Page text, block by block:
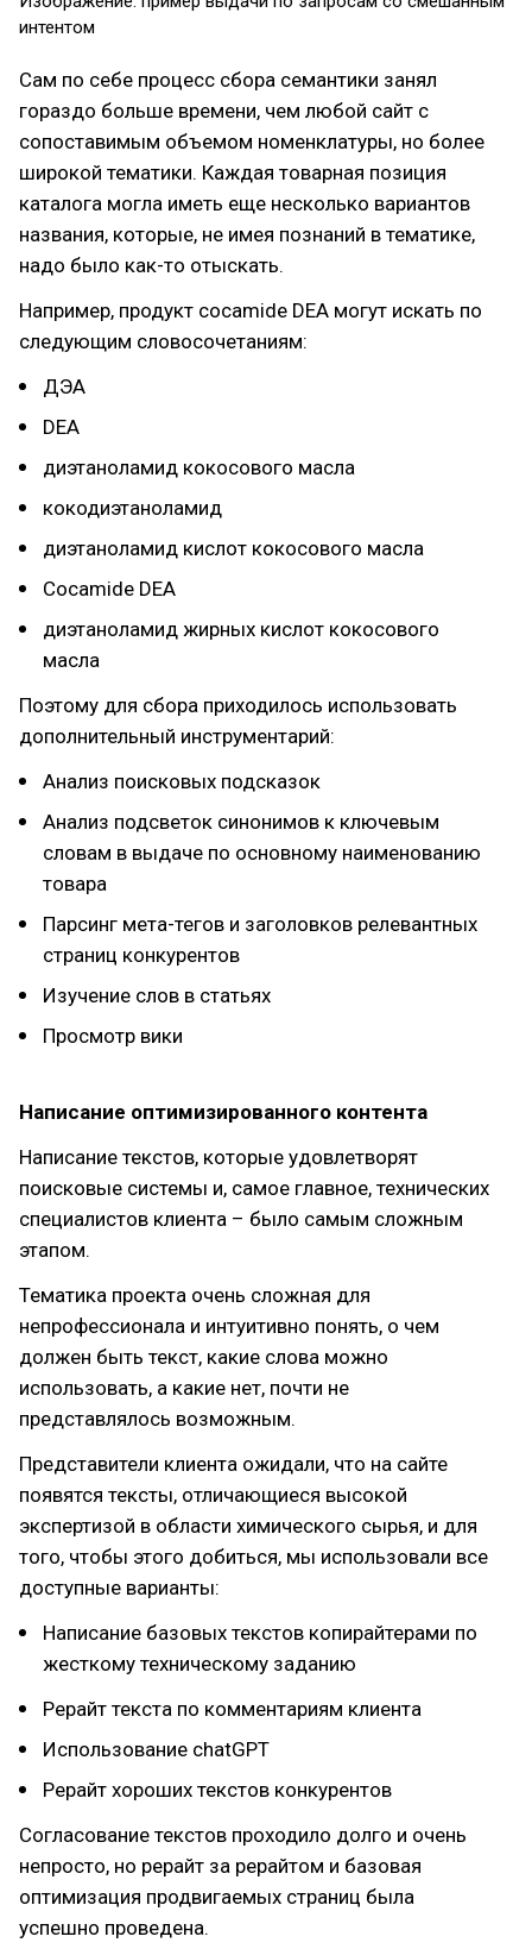
интентом
Сам по себе процесс сбора семантики занял
гораздо больше времени, чем любой сайт с
сопоставимым объемом номенклатуры, но более
широкой тематики. Каждая товарная позиция
каталога могла иметь еще несколько вариантов
названия, которые, не имея познаний в тематике,
надо было как-то отыскать.
Например, продукт cocamide DEA могут искать по
следующим словосочетаниям:
ДЭА
DEA
диэтаноламид кокосового масла
кокодиэтаноламид
диэтаноламид кислот кокосового масла
Cocamide DEA
диэтаноламид жирных кислот кокосового
масла
Поэтому для сбора приходилось использовать
дополнительный инструментарий:
Анализ поисковых подсказок
Анализ подсветок синонимов к ключевым
словам в выдаче по основному наименованию
товара
Парсинг мета-тегов и заголовков релевантных
страниц конкурентов
Изучение слов в статьях
Просмотр вики
Написание оптимизированного контента
Написание текстов, которые удовлетворят
поисковые системы и, самое главное, технических
специалистов клиента – было самым сложным
этапом.
Тематика проекта очень сложная для
непрофессионала и интуитивно понять, о чем
должен быть текст, какие слова можно
использовать, а какие нет, почти не
представлялось возможным.
Представители клиента ожидали, что на сайте
появятся тексты, отличающиеся высокой
экспертизой в области химического сырья, и для
того, чтобы этого добиться, мы использовали все
доступные варианты:
Написание базовых текстов копирайтерами по
жесткому техническому заданию
Рерайт текста по комментариям клиента
Использование chatGPT
Рерайт хороших текстов конкурентов
Согласование текстов проходило долго и очень
непросто, но рерайт за рерайтом и базовая
оптимизация продвигаемых страниц была
успешно проведена.